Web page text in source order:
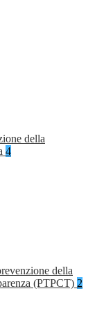
della
4
della
(PTPCT) 2